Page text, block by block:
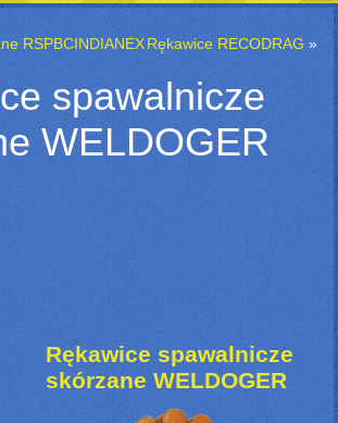
RSPBCINDIANEXRękawice RECODRAG »
spawalnicze
WELDOGER
Rękawice spawalnicze
skórzane WELDOGER